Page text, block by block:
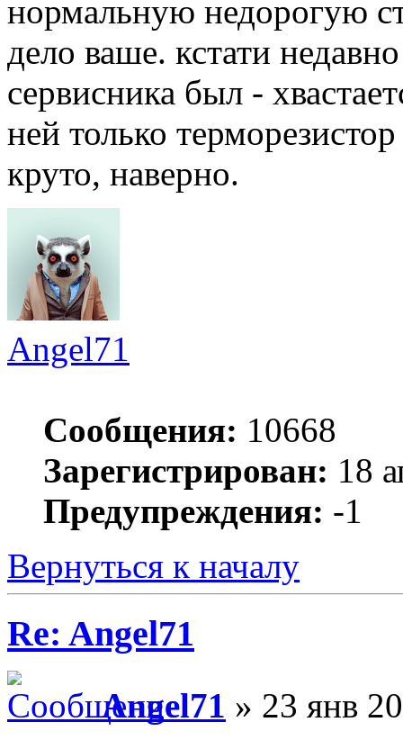
нормальную недорогую
дело ваше. кстати
сервисника был -
ней только
круто, наверно.
Angel71
Сообщения: 10668
Зарегистрирован: 18
Предупреждения: -1
Вернуться к началу
Re: Angel71
Angel71 » 23 янв